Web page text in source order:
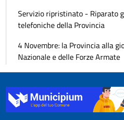
Servizio ripristinato - Riparato
telefoniche della Provincia
4 Novembre: la Provincia alla
Nazionale e delle Forze Armate